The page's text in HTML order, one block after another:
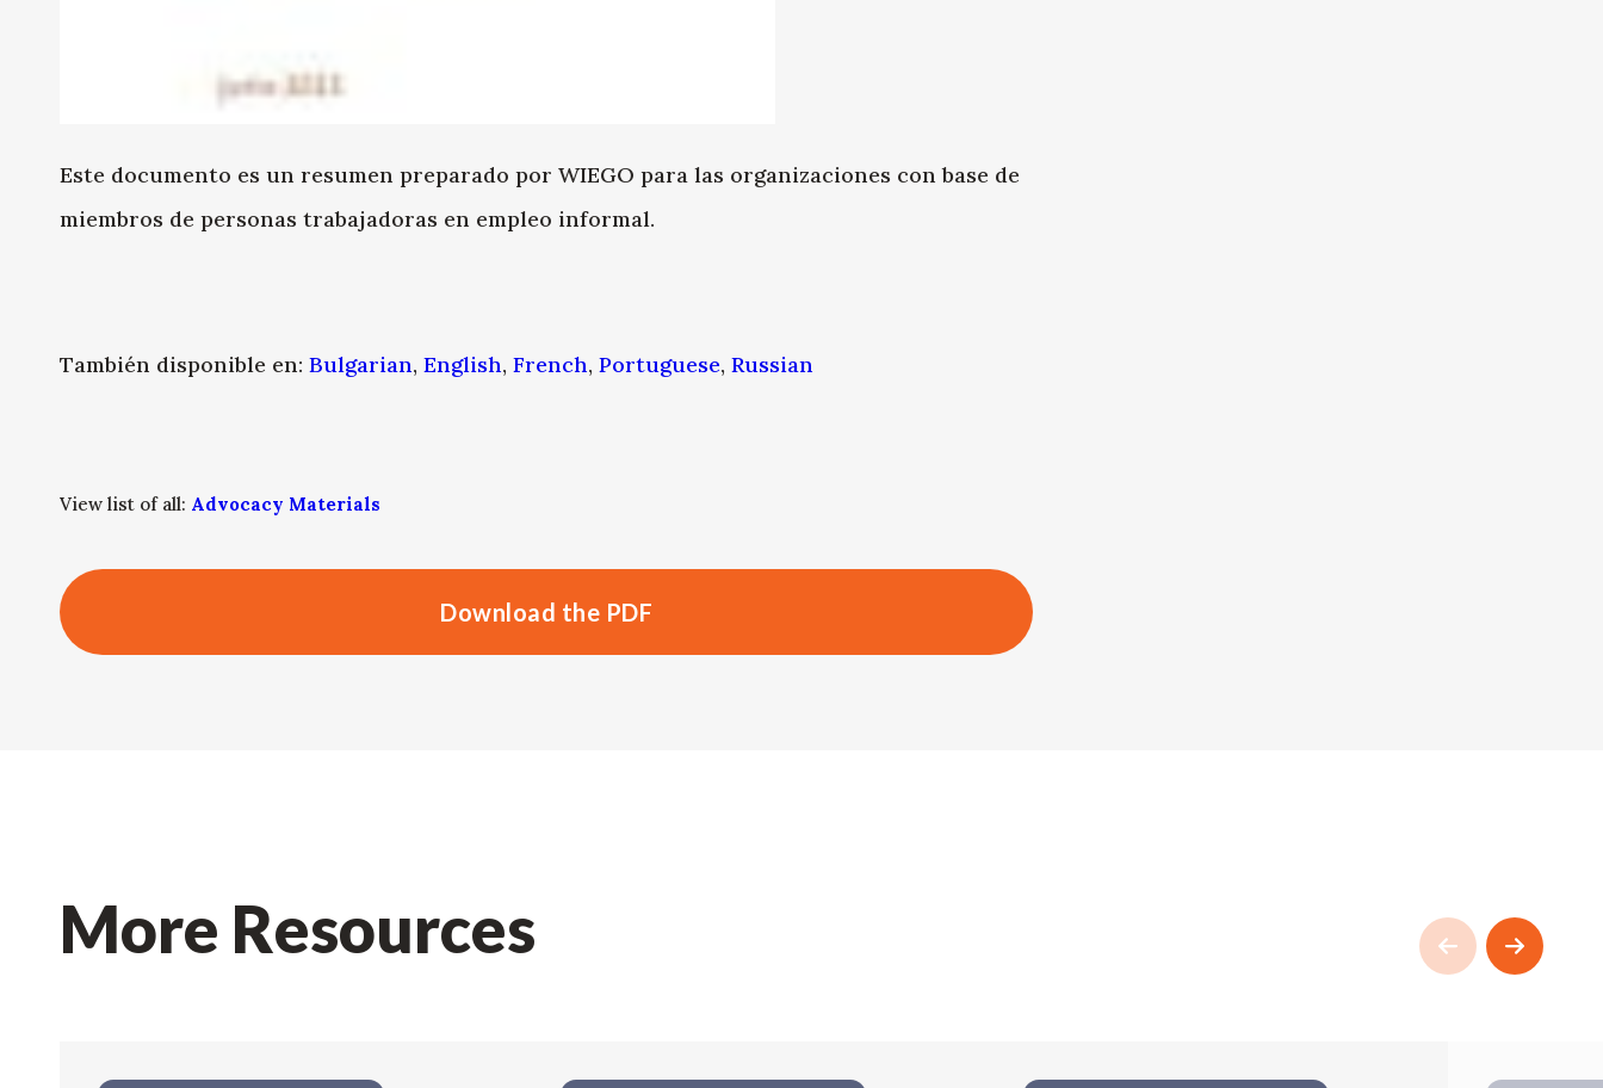
Este documento es un resumen preparado por WIEGO para las organizaciones con base de
miembros de personas trabajadoras en empleo informal.
También disponible en: Bulgarian, English, French, Portuguese, Russian
View list of all: Advocacy Materials
Download the PDF
More Resources